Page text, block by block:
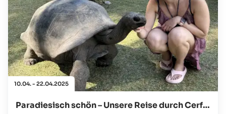
10.04. - 22.04.2025
Paradiesisch schön – Unsere Reise durch Cerf Island, Mahé, Praslin & La Digue